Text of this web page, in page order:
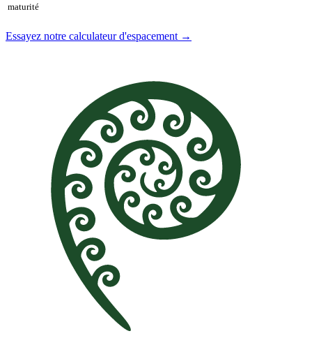
maturité
Essayez notre calculateur d'espacement →